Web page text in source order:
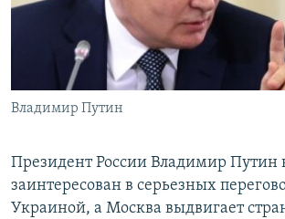
ПОБЕДИТЕЛЕЙ НЕ СУДЯТ?
КРЫМ.НЕПОКОРЕННЫЙ
ELIFBE
УКРАИНСКАЯ ПРОБЛЕМА КРЫМА
ПРИСОЕДИНЯЙТЕСЬ!
Владимир Путин
Президент России Владимир Путин
заинтересован в серьезных
Украиной, а Москва выдвигает